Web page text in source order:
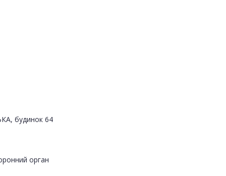
будинок 64
орган